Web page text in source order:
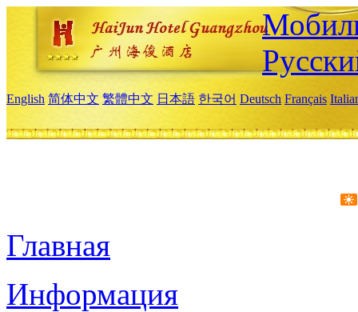
English 简体中文 繁體中文 日本語 한국어 Deutsch Français
Главная
Информация